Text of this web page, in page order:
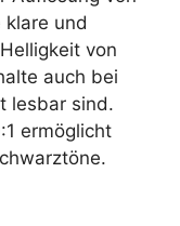
und
von
auch bei
lesbar sind.
ermöglicht